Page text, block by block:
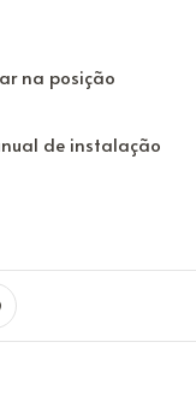
na posição
de instalação